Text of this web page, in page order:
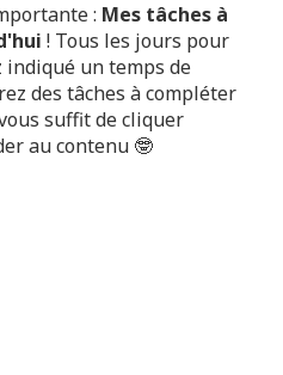
: Mes tâches à
! Tous les jours pour
indiqué un temps de
des tâches à compléter
suffit de cliquer
au contenu 🤓